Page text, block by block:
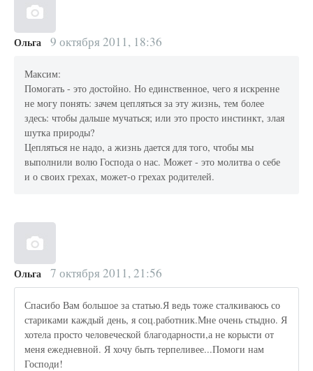
Ольга 9 октября 2011, 18:36
Максим:
Помогать - это достойно. Но единственное, чего я искренне
не могу понять: зачем цепляться за эту жизнь, тем более
здесь: чтобы дальше мучаться; или это просто инстинкт, злая
шутка природы?
Цепляться не надо, а жизнь дается для того, чтобы мы
выполнили волю Господа о нас. Может - это молитва о себе
и о своих грехах, может-о грехах родителей.
Ольга 7 октября 2011, 21:56
Спасибо Вам большое за статью.Я ведь тоже сталкиваюсь со
стариками каждый день, я соц.работник.Мне очень стыдно. Я
хотела просто человеческой благодарности,а не корысти от
меня ежедневной. Я хочу быть терпеливее...Помоги нам
Господи!